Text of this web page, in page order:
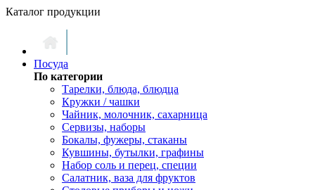
Каталог продукции
Посуда
По категории
Тарелки, блюда, блюдца
Кружки / чашки
Чайник, молочник, сахарница
Сервизы, наборы
Бокалы, фужеры, стаканы
Кувшины, бутылки, графины
Набор соль и перец, специи
Салатник, ваза для фруктов